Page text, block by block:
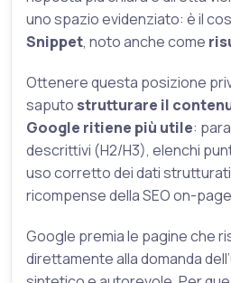
uno spazio evidenziato: è il
Snippet, noto anche come
Ottenere questa posizione
saputo strutturare il
Google ritiene più utile:
descrittivi (H2/H3), elenchi
uso corretto dei dati
ricompense della SEO on-
Google premia le pagine che
direttamente alla domanda